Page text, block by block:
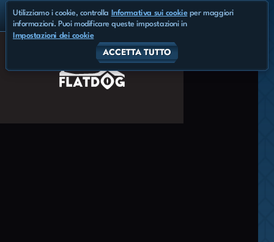
Utilizziamo i cookie, controlla Informativa sui cookieper maggiori
informazioni. Puoi modificare queste impostazioni in
Impostazioni dei cookie
ACCETTA TUTTO